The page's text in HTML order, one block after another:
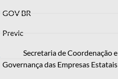
GOV BR
Previc
Secretaria de Coordenação e
Governança das Empresas Estatais